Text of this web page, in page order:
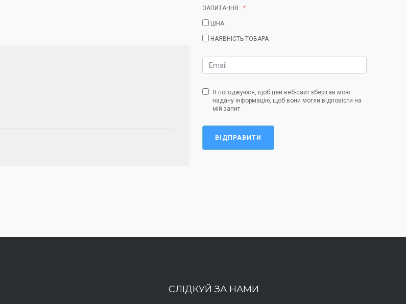
ЗАПИТАННЯ:
ЦІНА
НАЯВНІСТЬ ТОВАРА
Я погоджуюся, щоб цей веб-сайт зберігав мою
надану інформацію, щоб вони могли відповісти на
мій запит
ВІДПРАВИТИ
СЛІДКУЙ ЗА НАМИ